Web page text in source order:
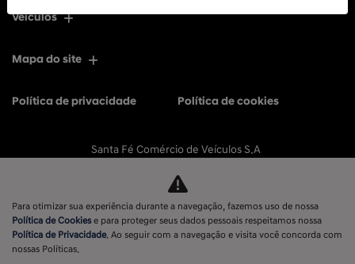
Veículos
Mapa do site
Política de privacidade Política de cookies
Santa Fé Comércio de Veículos S.A
CNPJ: 11.596.056/0001-77
No trânsito, enxergar o outro salva vidas.
Para otimizar sua experiência durante a navegação, fazemos uso de nossa
Política de Cookiese para proteger seus dados pessoais respeitamos nossa
Política de Privacidade. Ao seguir com a navegação e visita você concorda com
nossas Políticas.